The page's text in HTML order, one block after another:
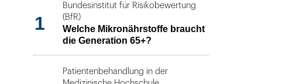
1
Bundesinstitut für Risikobewertung
(BfR)
Welche Mikronährstoffe braucht
die Generation 65+?
Patientenbehandlung in der